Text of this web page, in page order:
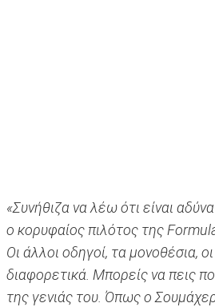
«Συνήθιζα να λέω ότι είναι
ο κορυφαίος πιλότος της
Οι άλλοι οδηγοί, τα μονοθέσια,
διαφορετικά. Μπορείς να πεις
της γενιάς του. Όπως ο